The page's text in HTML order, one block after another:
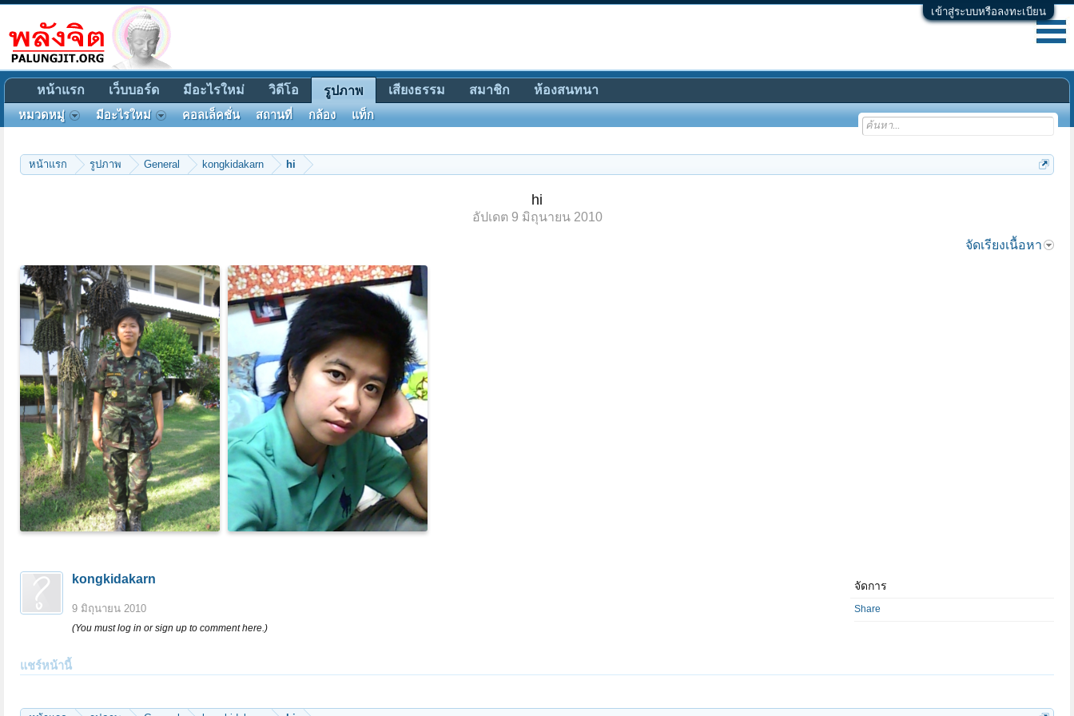
เข้าสู่ระบบหรือลงทะเบียน
หน้าแรก รูปภาพ General kongkidakarn hi
hi
อัปเดต 9 มิถุนายน 2010
จัดเรียงเนื้อหา
kongkidakarn
9 มิถุนายน 2010
(You must log in or sign up to comment here.)
จัดการ
Share
แชร์หน้านี้
หน้าแรก เว็บบอร์ด มีอะไรใหม่ วิดีโอ รูปภาพ
หมวดหมู่ มีอะไรใหม่ คอลเล็คชั่น สถานที่ กล้อง แท็ก
เสียงธรรม สมาชิก ห้องสนทนา